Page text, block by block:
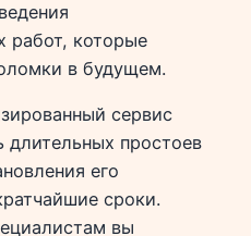
работ, которые
в будущем.
сервис
длительных простоев
его
сроки.
вы